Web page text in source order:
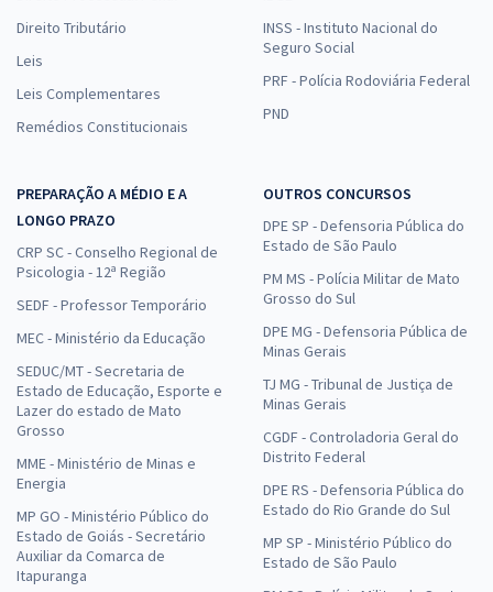
Direito Tributário
Leis
Leis Complementares
Remédios Constitucionais
INSS - Instituto Nacional do
Seguro Social
PRF - Polícia Rodoviária Federal
PND
PREPARAÇÃO A MÉDIO E A
LONGO PRAZO
CRP SC - Conselho Regional de
Psicologia - 12ª Região
SEDF - Professor Temporário
MEC - Ministério da Educação
SEDUC/MT - Secretaria de
Estado de Educação, Esporte e
Lazer do estado de Mato
Grosso
MME - Ministério de Minas e
Energia
MP GO - Ministério Público do
Estado de Goiás - Secretário
Auxiliar da Comarca de
Itapuranga
OUTROS CONCURSOS
DPE SP - Defensoria Pública do
Estado de São Paulo
PM MS - Polícia Militar de Mato
Grosso do Sul
DPE MG - Defensoria Pública de
Minas Gerais
TJ MG - Tribunal de Justiça de
Minas Gerais
CGDF - Controladoria Geral do
Distrito Federal
DPE RS - Defensoria Pública do
Estado do Rio Grande do Sul
MP SP - Ministério Público do
Estado de São Paulo